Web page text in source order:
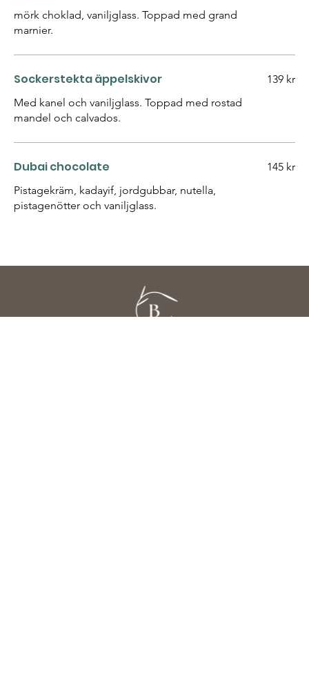
mörk choklad, vaniljglass. Toppad med grand
marnier.
Sockerstekta äppelskivor
Med kanel och vaniljglass. Toppad med rostad
mandel och calvados.
139 kr
Dubai chocolate
Pistagekräm, kadayif, jordgubbar, nutella,
pistagenötter och vaniljglass.
145 kr